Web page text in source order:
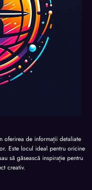
oferirea de informații detaliate
Este locul ideal pentru oricine
să găsească inspirație pentru
creativ.